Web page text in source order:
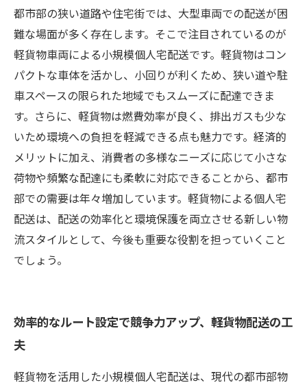
都市部の狭い道路や住宅街では、大型車両での配送が困
難な場面が多く存在します。そこで注目されているのが
軽貨物車両による小規模個人宅配送です。軽貨物はコン
パクトな車体を活かし、小回りが利くため、狭い道や駐
車スペースの限られた地域でもスムーズに配達できま
す。さらに、軽貨物は燃費効率が良く、排出ガスも少な
いため環境への負担を軽減できる点も魅力です。経済的
メリットに加え、消費者の多様なニーズに応じて小さな
荷物や頻繁な配達にも柔軟に対応できることから、都市
部での需要は年々増加しています。軽貨物による個人宅
配送は、配送の効率化と環境保護を両立させる新しい物
流スタイルとして、今後も重要な役割を担っていくこと
でしょう。
効率的なルート設定で競争力アップ、軽貨物配送の工
夫
軽貨物を活用した小規模個人宅配送は、現代の都市部物